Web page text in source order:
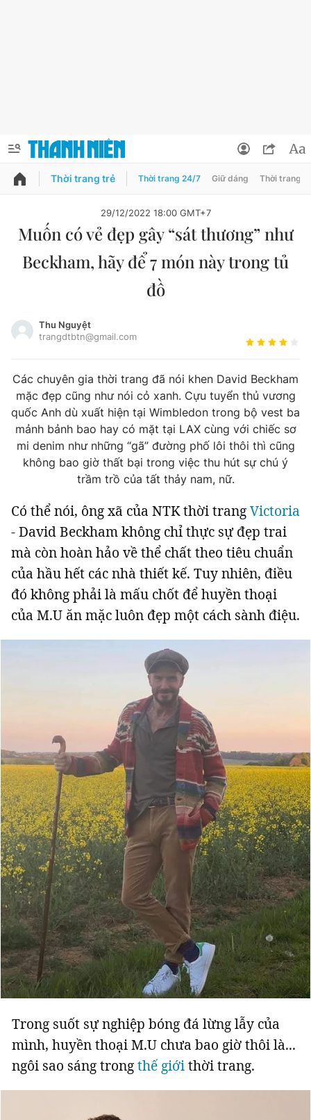
PODCAST QUẢNG CÁO
Chuyên mục
Chào ngày mới
Tin thị trường Tin 360
Video Podcasts
Magazine
Sản phẩm khác
Tiện ích Bạn cần biết
Thông tin tòa soạn Liên hệ quảng cáo
Đọc Thanh Niên trên điện thoại
Theo dõi báo trên
Hotline
0906 645 777
Liên hệ quảng cáo
0908 780 404
Đặt báo Quảng cáo RSS Tòa soạn Chính sách bảo
Tổng biên tập: Nguyễn Ngọc Toàn
Phó tổng biên tập: Hải Thành
Ủy viên Ban biên tập - Tổng Thư ký tòa soạn: Trần Việt Hưng
Giấy phép xuất bản số 110/GP - BTTTT cấp ngày 24.3.2020
© 2003-2026 Bản quyền thuộc về Báo Thanh Niên. Cấm sao chép
dưới mọi hình thức nếu không có sự chấp thuận bằng văn bản.
Phát triển bởi ePi Technologies, JSC.
Thông tin tài khoản
Đổi mật khẩu
Tin đã xem
Thời trang trẻ Thời trang 24/7 Giữ dáng Thời trang
29/12/2022 18:00 GMT+7
Muốn có vẻ đẹp gây “sát thương” như
Beckham, hãy để 7 món này trong tủ
đồ
Thu Nguyệt
trangdtbtn@gmail.com
Các chuyên gia thời trang đã nói khen David Beckham
mặc đẹp cũng như nói cỏ xanh. Cựu tuyển thủ vương
quốc Anh dù xuất hiện tại Wimbledon trong bộ vest ba
mảnh bảnh bao hay có mặt tại LAX cùng với chiếc sơ
mi denim như những “gã” đường phố lôi thôi thì cũng
không bao giờ thất bại trong việc thu hút sự chú ý
trầm trồ của tất thảy nam, nữ.
Có thể nói, ông xã của NTK thời trangVictoria
- David Beckham không chỉ thực sự đẹp trai
mà còn hoàn hảo về thể chất theo tiêu chuẩn
của hầu hết các nhà thiết kế. Tuy nhiên, điều
đó không phải là mấu chốt để huyền thoại
của M.U ăn mặc luôn đẹp một cách sành điệu.
Trong suốt sự nghiệp bóng đá lừng lẫy của
mình, huyền thoại M.U chưa bao giờ thôi là...
ngôi sao sáng trongthế giớithời trang.